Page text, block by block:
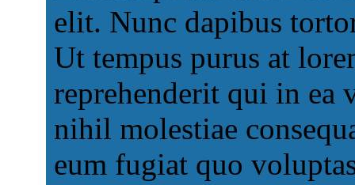
elit. Nunc dapibus
Ut tempus purus at
reprehenderit qui in ea
nihil molestiae
eum fugiat quo